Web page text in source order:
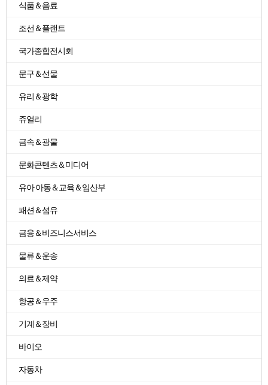
식품＆음료
조선＆플랜트
국가종합전시회
문구＆선물
유리＆광학
쥬얼리
금속＆광물
문화콘텐츠＆미디어
유아·아동＆교육＆임산부
패션＆섬유
금융＆비즈니스서비스
물류＆운송
의료＆제약
항공＆우주
기계＆장비
바이오
자동차